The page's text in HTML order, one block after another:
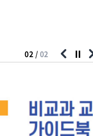
01 / 02